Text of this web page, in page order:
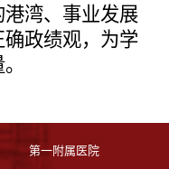
湾、事业发展
政绩观，为学
第一附属医院